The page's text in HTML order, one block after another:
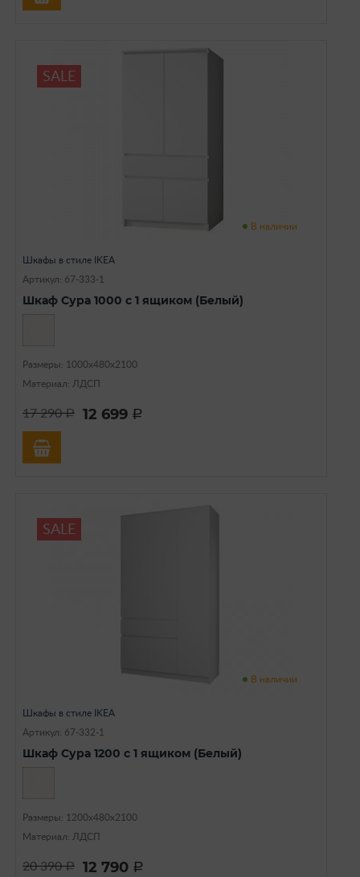
SALE
В наличии
Шкафы в стиле IKEA
Артикул: 67-333-1
Шкаф Сура 1000 с 1 ящиком (Белый)
Размеры: 1000х480х2100
Материал: ЛДСП
17 290a 12 699 a
SALE
В наличии
Шкафы в стиле IKEA
Артикул: 67-332-1
Шкаф Сура 1200 с 1 ящиком (Белый)
Размеры: 1200х480х2100
Материал: ЛДСП
20 390a 12 790 a